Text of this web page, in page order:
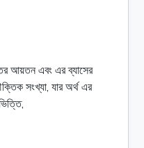
আয়তন এবং এর ব্যাসের
সংখ্যা, যার অর্থ এর